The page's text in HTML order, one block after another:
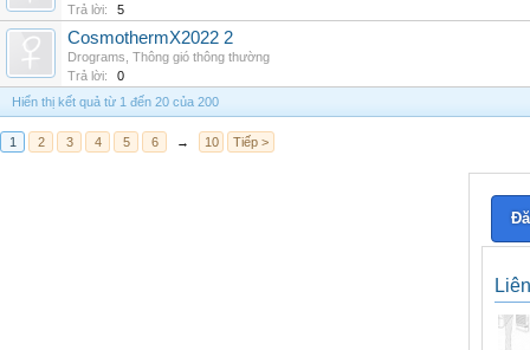
Trả lời:
5
CosmothermX2022 2
Drograms Thông gió thông thường
Trả lời:
0
Hiển thị kết quả từ 1 đến 20 của 200
1 2 3 4 5 6 → 10 Tiếp >